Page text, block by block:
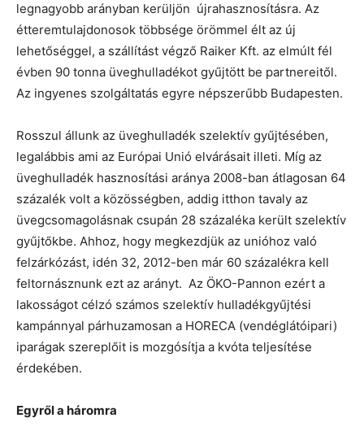
legnagyobb arányban kerüljön újrahasznosításra. Az
étteremtulajdonosok többsége örömmel élt az új
lehetőséggel, a szállítást végző Raiker Kft. az elmúlt fél
évben 90 tonna üveghulladékot gyűjtött be partnereitől.
Az ingyenes szolgáltatás egyre népszerűbb Budapesten.
Rosszul állunk az üveghulladék szelektív gyűjtésében,
legalábbis ami az Európai Unió elvárásait illeti. Míg az
üveghulladék hasznosítási aránya 2008-ban átlagosan 64
százalék volt a közösségben, addig itthon tavaly az
üvegcsomagolásnak csupán 28 százaléka került szelektív
gyűjtőkbe. Ahhoz, hogy megkezdjük az unióhoz való
felzárkózást, idén 32, 2012-ben már 60 százalékra kell
feltornásznunk ezt az arányt. Az ÖKO-Pannon ezért a
lakosságot célzó számos szelektív hulladékgyűjtési
kampánnyal párhuzamosan a HORECA (vendéglátóipari)
iparágak szereplőit is mozgósítja a kvóta teljesítése
érdekében.
Egyről a háromra